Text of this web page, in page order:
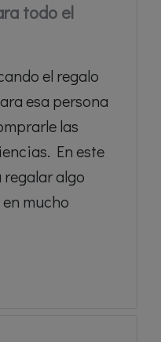
todo el
el regalo
esa persona
las
En este
algo
mucho